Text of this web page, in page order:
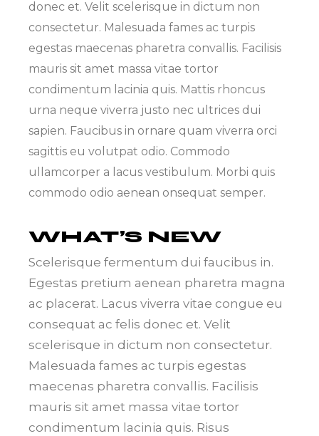
donec et. Velit scelerisque in dictum non
consectetur. Malesuada fames ac turpis
egestas maecenas pharetra convallis. Facilisis
mauris sit amet massa vitae tortor
condimentum lacinia quis. Mattis rhoncus
urna neque viverra justo nec ultrices dui
sapien. Faucibus in ornare quam viverra orci
sagittis eu volutpat odio. Commodo
ullamcorper a lacus vestibulum. Morbi quis
commodo odio aenean onsequat semper.
WHAT’S NEW
Scelerisque fermentum dui faucibus in.
Egestas pretium aenean pharetra magna
ac placerat. Lacus viverra vitae congue eu
consequat ac felis donec et. Velit
scelerisque in dictum non consectetur.
Malesuada fames ac turpis egestas
maecenas pharetra convallis. Facilisis
mauris sit amet massa vitae tortor
condimentum lacinia quis. Risus